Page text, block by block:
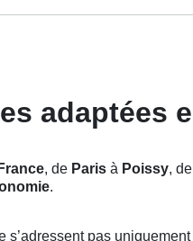
adaptées
, de Paris à Poissy, de
.
s’adressent pas